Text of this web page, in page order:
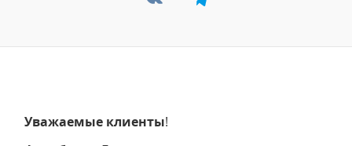
Уважаемые клиенты!